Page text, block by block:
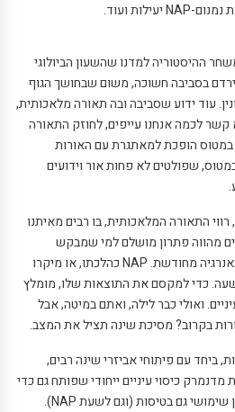
נמנום-NAPיעילות ועוד.
ההיסטוריה למדנו שהשעון הביולוגי
בסביבה חשוכה, משום שבחושך הגוף
עוד ידוע שסביבה ובה תאורה מלאכותית,
לכמה אנחנו עייפים, לחוזק התאורה
במטוס הופכת למאתגרת עם האורות
שפולטים לא פחות אור וידועים
רווי התאורה המלאכותית, בו רבים מאיתנו
מהווה פתרון מושלם למי שמבקש
מחודשת.NAPכהלכתו, או מיקרו
כדי למקסם את התוצאות שלו, מומלץ
ואולי כבר לילה, ואתם במיטה, אבל
בקרוב? מסיכת שינה תציל את המצב.
ביחד עם פיתוחי אביזרי שינה רבים,
כיסוי עיניים ייחודי שפותח גם כדי
שימושי גם בטיסות (וגם לשעתNAP
).